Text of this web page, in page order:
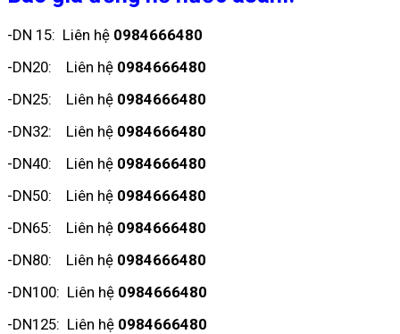
-DN 15: Liên hệ 0984666480
-DN20: Liên hệ 0984666480
-DN25: Liên hệ 0984666480
-DN32: Liên hệ 0984666480
-DN40: Liên hệ 0984666480
-DN50: Liên hệ 0984666480
-DN65: Liên hệ 0984666480
-DN80: Liên hệ 0984666480
-DN100: Liên hệ 0984666480
-DN125: Liên hệ 0984666480